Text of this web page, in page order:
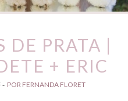
DE PRATA |
+ ERIC
- POR FERNANDA FLORET